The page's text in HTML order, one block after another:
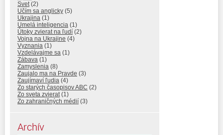
Svet (2)
Učím sa anglicky (5)
Ukrajina (1)
Umelá inteligencia (1)
Útoky zvierat na ľudí (2)
Vojna na Ukrajine (4)
Vyznania (1)
Vzdelávajme sa (1)
Zábava (1)
Zamyslenia (8)
Zaujalo ma na Pravde (3)
Zaujímaví ľudia (4)
Zo starých časopisov ABC (2)
Zo sveta zvierat (1)
Zo zahraničných médií (3)
Archív